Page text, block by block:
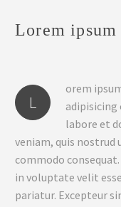
Lorem
L
orem
labore et
veniam, quis nostrud
commodo
in voluptate velit
pariatur. Excepteur